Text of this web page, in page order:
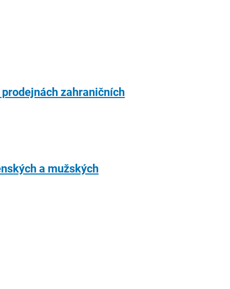
zahraničních
a mužských